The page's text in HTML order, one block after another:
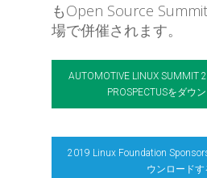
もOpen Source
場で併催されます。
AUTOMOTIVE LINUX SUMMIT
PROSPECTUSをダウ
2019 Linux Foundation
ウンロードす